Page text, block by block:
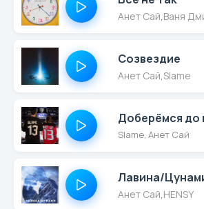
Анет Сай Ваня
Созвездие
Анет Сай Slame
Доберёмся до
Slame, Анет Сай
Лавина/
Анет Сай HENSY